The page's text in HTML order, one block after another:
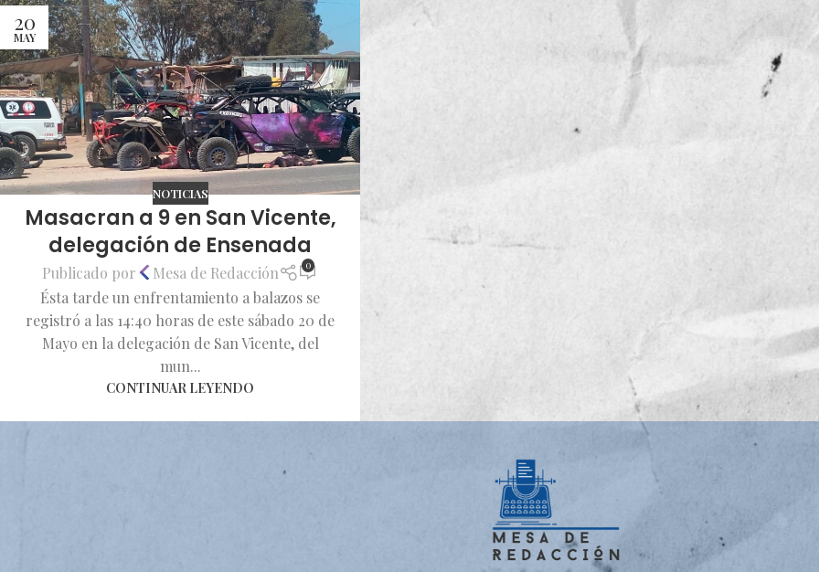
20
MAY
NOTICIAS
Masacran a 9 en San Vicente,
delegación de Ensenada
Publicado por Mesa de Redacción 0
Ésta tarde un enfrentamiento a balazos se
registró a las 14:40 horas de este sábado 20 de
Mayo en la delegación de San Vicente, del
mun...
CONTINUAR LEYENDO